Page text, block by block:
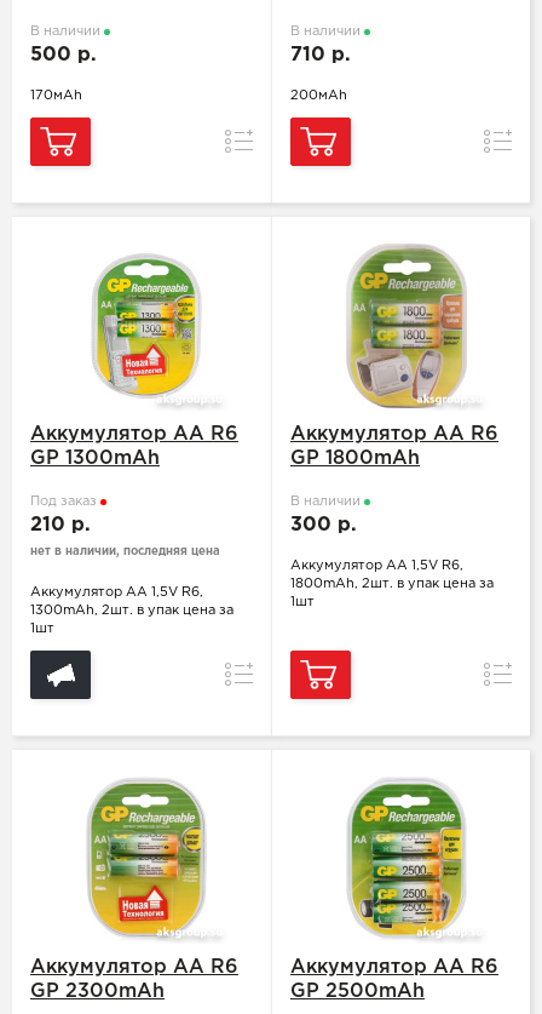
В наличии
500 р.
170мАh
Сравнение
В наличии
710 р.
200мАh
Аккумулятор АА R6
GP 1300mAh
Под заказ
210 р.
нет в наличии, последняя цена
Аккумулятор АА 1,5V R6,
1300mAh, 2шт. в упак цена за
1шт
Сравнение
Аккумулятор АА R6
GP 1800mAh
В наличии
300 р.
Аккумулятор АА 1,5V R6,
1800mAh, 2шт. в упак цена за
1шт
Аккумулятор АА R6
GP 2300mAh
Аккумулятор АА R6
GP 2500mAh